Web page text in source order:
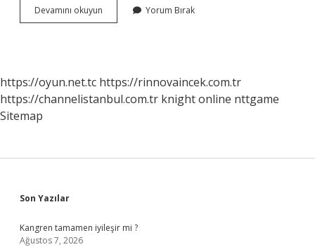
Devamını okuyun
3200
Yorum Bırak
https://oyun.net.tc https://rinnovaincek.com.tr
https://channelistanbul.com.tr knight online nttgame
Sitemap
Sidebar
Son Yazılar
Kangren tamamen iyileşir mi ?
Ağustos 7, 2026